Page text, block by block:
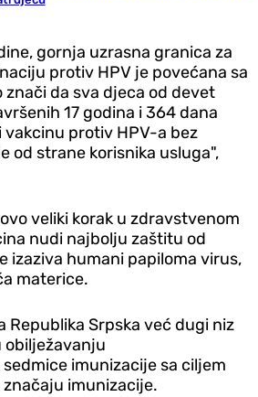
gornja uzrasna granica za
protiv HPV je povećana sa
znači da sva djeca od devet
17 godina i 364 dana
protiv HPV-a bez
od strane korisnika usluga",
veliki korak u zdravstvenom
nudi najbolju zaštitu od
izaziva humani papiloma virus,
materice.
Republika Srpska već dugi niz
obilježavanju
imunizacije sa ciljem
imunizacije.